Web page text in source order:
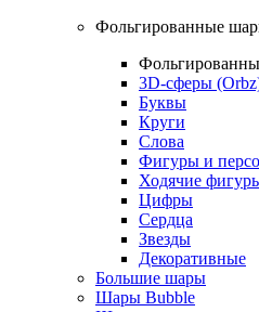
Фольгированные
3D-сферы
Буквы
Круги
Слова
Фигуры и
Ходячие
Цифры
Сердца
Звезды
Декоративные
Большие шары
Шары Bubble